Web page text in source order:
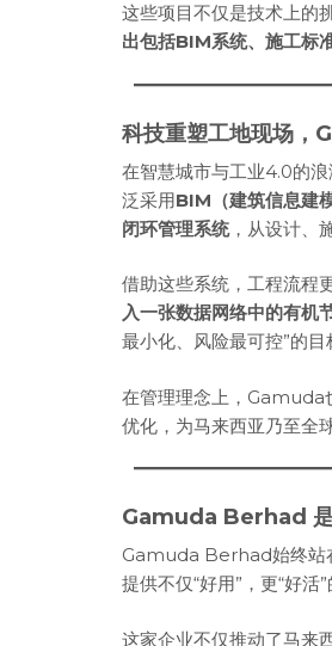
这些项目不仅是技术上的
出包括BIM系统、施工标
科技重塑工地现场，
在智慧城市与工业4.0的
泛采用BIM（建筑信息建
闭环管理系统，从设计、
借助这些系统，工程流程
入一张数据网络中的有机
最小化、风险最可控”的目
在管理理念上，Gamuda
优化，为马来西亚乃至全
Gamuda Berhad 是
Gamuda Berhad始终站
提供不仅“好用”，更“好活
这家企业不仅推动了马来